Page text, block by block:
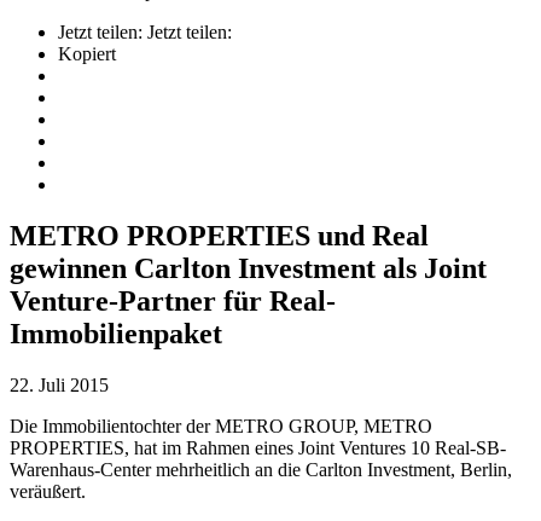
Jetzt teilen: Jetzt teilen:
Kopiert
METRO PROPERTIES und Real
gewinnen Carlton Investment als Joint
Venture-Partner für Real-
Immobilienpaket
22. Juli 2015
Die Immobilientochter der METRO GROUP, METRO
PROPERTIES, hat im Rahmen eines Joint Ventures 10 Real-SB-
Warenhaus-Center mehrheitlich an die Carlton Investment, Berlin,
veräußert.